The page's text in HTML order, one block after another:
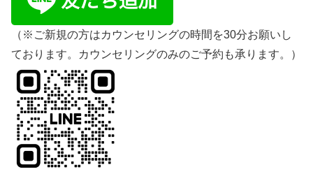
（※ご新規の方はカウンセリングの時間を30分お願いし
ております。カウンセリングのみのご予約も承ります。）